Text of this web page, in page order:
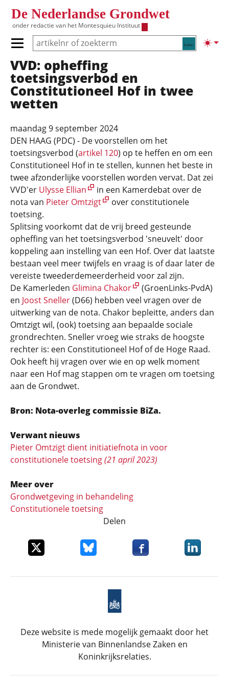
De Nederlandse Grondwet
onder redactie van het Montesquieu Instituut
Zoeken
Primair menu tonen/verbergen
Hoofdnavigatie
VVD: opheffing
toetsingsverbod en
Constitutioneel Hof in twee
wetten
maandag 9 september 2024
DEN HAAG (PDC) - De voorstellen om het
toetsingsverbod (artikel 120) op te heffen en om een
Constitutioneel Hof in te stellen, kunnen het beste in
twee afzonderlijke voorstellen worden vervat. Dat zei
VVD'er Ulysse Ellian
in een Kamerdebat over de
nota van Pieter Omtzigt
over constitutionele
toetsing.
Splitsing voorkomt dat de vrij breed gesteunde
opheffing van het toetsingsverbod 'sneuvelt' door
koppeling aan instelling van een Hof. Over dat laatste
bestaan veel meer twijfels en vraag is of daar later de
vereiste tweederde­meerderheid voor zal zijn.
De Kamerleden Glimina Chakor
(GroenLinks-PvdA)
en Joost Sneller(D66) hebben veel vragen over de
uitwerking van de nota. Chakor bepleitte, anders dan
Omtzigt wil, (ook) toetsing aan bepaalde sociale
grondrechten. Sneller vroeg wie straks de hoogste
rechter is: een Constitutioneel Hof of de Hoge Raad.
Ook heeft hij vragen over wie en op welk moment
naar een Hof mag stappen om te vragen om toetsing
aan de Grondwet.
Bron: Nota-overleg commissie BiZa.
Verwant nieuws
Pieter Omtzigt dient initiatiefnota in voor
constitutionele toetsing(21 april 2023)
Meer over
Grondwetgeving in behandeling
Constitutionele toetsing
Delen
Deel dit item op XDeel dit item op Bluesky
Deel dit item opDeel dit
Deze website is mede mogelijk gemaakt door het
Ministerie van Binnenlandse Zaken en
Koninkrijksrelaties.